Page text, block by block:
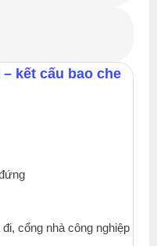
kết cấu bao che
cổng nhà công nghiệp